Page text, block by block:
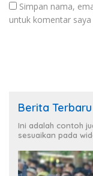
Simpan nama,
untuk komentar saya
Berita Terbaru
Ini adalah contoh
sesuaikan pada